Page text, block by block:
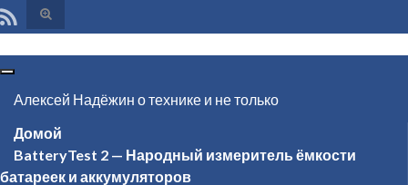
Вкл/
выкл
поиска
Вкл/
выкл
навигации
Алексей Надёжин о технике и не только
Домой
BatteryTest 2 — Народный измеритель ёмкости
батареек и аккумуляторов